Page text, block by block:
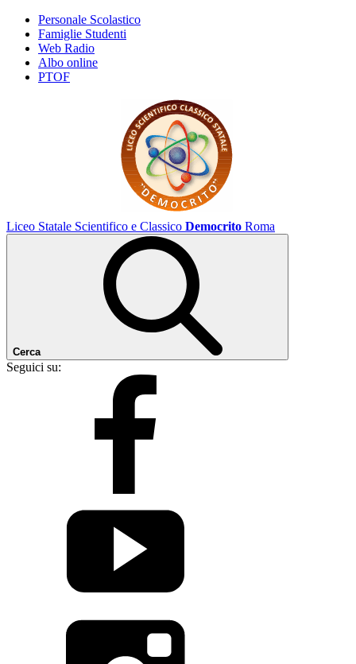
Personale Scolastico
Famiglie Studenti
Web Radio
Albo online
PTOF
Liceo Statale Scientifico e Classico Democrito Roma
Cerca
Seguici su: